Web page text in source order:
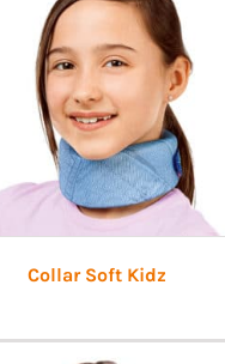
Collar Soft Kidz